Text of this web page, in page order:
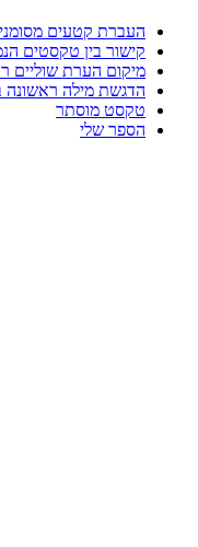
העברת קטעים
קישור בין טקסטים
מיקום הערת שוליים
הדגשת מילה
טקסט מוסתר
הספר שלי